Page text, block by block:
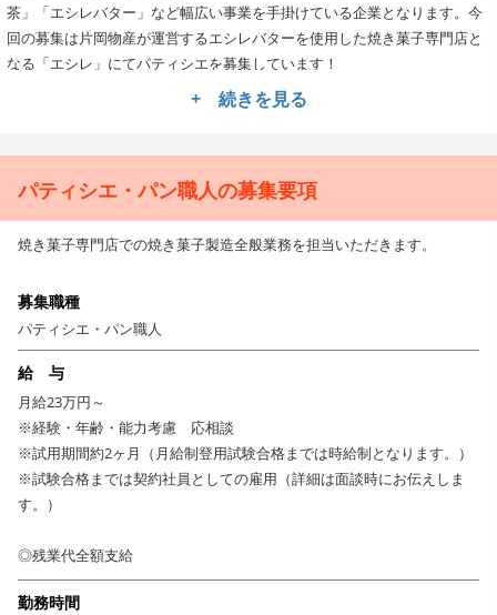
茶」「エシレバター」など幅広い事業を手掛けている企業となります。今
回の募集は片岡物産が運営するエシレバターを使用した焼き菓子専門店と
なる「エシレ」にてパティシエを募集しています！
関東を中心に現在は名古屋・大阪でも出店をしており、多くのお客様に愛
されるお店として日々焼き立ての焼き菓子を提供しています。
リストを目指すことができる環境です。
焼き菓子専門店だからこそ、毎日マドレーヌやフィナンシェを焼き上げて
いくため、日々の湿度や温度、生地の状態など微妙な変化で完成度が変わ
す。そのため、日々の積み重ねが結果的には焼き菓子のスペシャリストと
して成長できる環境となるため、将来的に焼き菓子専門店での独立を考え
ている方や焼き菓子の製造が好きな方には充実した日々を過ごすことがで
きるかと考えています。
+ 続きを見る
パティシエ・パン職人の募集要項
焼き菓子専門店での焼き菓子製造全般業務を担当いただきます。
募集職種
パティシエ・パン職人
給 与
月給23万円～
※経験・年齢・能力考慮 応相談
※試用期間約2ヶ月（月給制登用試験合格までは時給制となります。）
※試験合格までは契約社員としての雇用（詳細は面談時にお伝えしま
す。）
◎残業代全額支給
勤務時間